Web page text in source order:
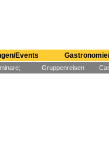
Events
Gruppenreisen